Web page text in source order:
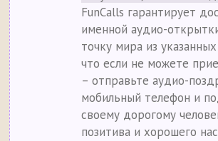
FunCalls гарантирует
именной аудио-
точку мира из
что если не можете
– отправьте аудио-
мобильный телефон и
своему дорогому
позитива и хорошего